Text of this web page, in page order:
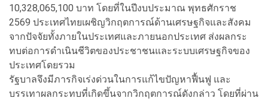
10,328,065,100 บาท โดยที่ในปีงบประมาณ พุทธศักราช
2569 ประเทศไทยเผชิญวิกฤตการณ์ด้านเศรษฐกิจและสังคม
จากปัจจัยทั้งภายในประเทศและภายนอกประเทศ ส่งผลกระ
ทบต่อการดำเนินชีวิตของประชาชนและระบบเศรษฐกิจของ
ประเทศโดยรวม
รัฐบาลจึงมีภารกิจเร่งด่วนในการแก้ไขปัญหาฟื้นฟู และ
บรรเทาผลกระทบที่เกิดขึ้นจากวิกฤตการณ์ดังกล่าว โดยที่ผ่าน